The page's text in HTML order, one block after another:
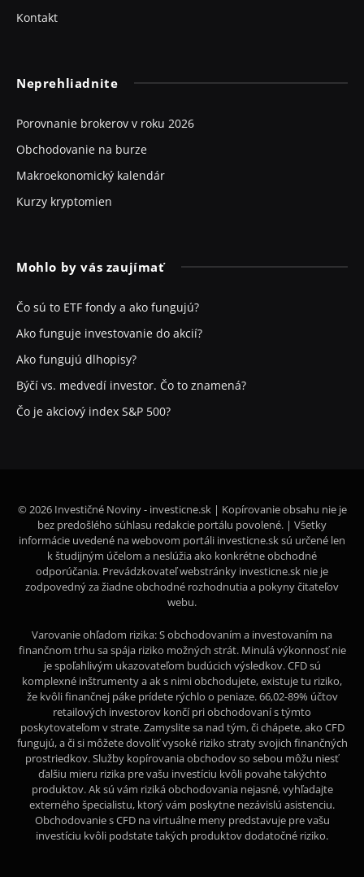
Kontakt
Neprehliadnite
Porovnanie brokerov v roku 2026
Obchodovanie na burze
Makroekonomický kalendár
Kurzy kryptomien
Mohlo by vás zaujímať
Čo sú to ETF fondy a ako fungujú?
Ako funguje investovanie do akcií?
Ako fungujú dlhopisy?
Býčí vs. medvedí investor. Čo to znamená?
Čo je akciový index S&P 500?
© 2026 Investičné Noviny - investicne.sk | Kopírovanie obsahu nie je
bez predošlého súhlasu redakcie portálu povolené. | Všetky
informácie uvedené na webovom portáli investicne.sk sú určené len
k študijným účelom a neslúžia ako konkrétne obchodné
odporúčania. Prevádzkovateľ webstránky investicne.sk nie je
zodpovedný za žiadne obchodné rozhodnutia a pokyny čitateľov
webu.
Varovanie ohľadom rizika: S obchodovaním a investovaním na
finančnom trhu sa spája riziko možných strát. Minulá výkonnosť nie
je spoľahlivým ukazovateľom budúcich výsledkov. CFD sú
komplexné inštrumenty a ak s nimi obchodujete, existuje tu riziko,
že kvôli finančnej páke prídete rýchlo o peniaze. 66,02-89% účtov
retailových investorov končí pri obchodovaní s týmto
poskytovateľom v strate. Zamyslite sa nad tým, či chápete, ako CFD
fungujú, a či si môžete dovoliť vysoké riziko straty svojich finančných
prostriedkov. Služby kopírovania obchodov so sebou môžu niesť
ďalšiu mieru rizika pre vašu investíciu kvôli povahe takýchto
produktov. Ak sú vám riziká obchodovania nejasné, vyhľadajte
externého špecialistu, ktorý vám poskytne nezávislú asistenciu.
Obchodovanie s CFD na virtuálne meny predstavuje pre vašu
investíciu kvôli podstate takých produktov dodatočné riziko.